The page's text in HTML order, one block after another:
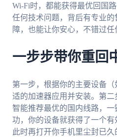
Wi-Fi时，都能获得最优回国
任何技术问题，背后有专业
障，也能让你安心，不错过任
一步步带你重回
第一步，根据你的主要设备
适的加速器应用并安装。第
智能推荐最优的国内线路，
功，你的设备就获得了一个有
此时再打开你手机里尘封已久